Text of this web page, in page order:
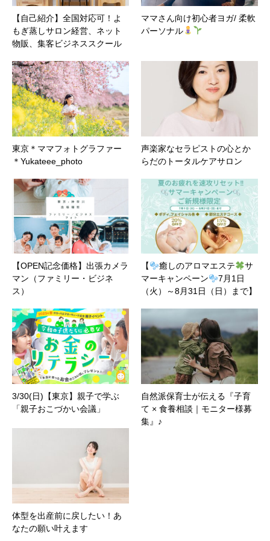
【自己紹介】全国対応可！よ
もぎ蒸しサロン経営、ネット
物販、集客ビジネススクール
ママさん向け初心者ヨガ/ 柔軟
パーソナル
東京＊ママフォトグラファー
＊Yukateee_photo
声楽家なセラピストの心とか
らだのトータルケアサロン
【OPEN記念価格】出張カメラ
マン（ファミリー・ビジネ
ス）
【 癒しのアロマエステ
サ
マーキャンペーン
7月1日
（火）～8月31日（日）まで】
3/30(日)【東京】親子で学ぶ
「親子おこづかい会議」
自然派保育士が伝える『子育
て × 食養相談｜モニター様募
集』♪
体型を出産前に戻したい！あ
なたの願い叶えます